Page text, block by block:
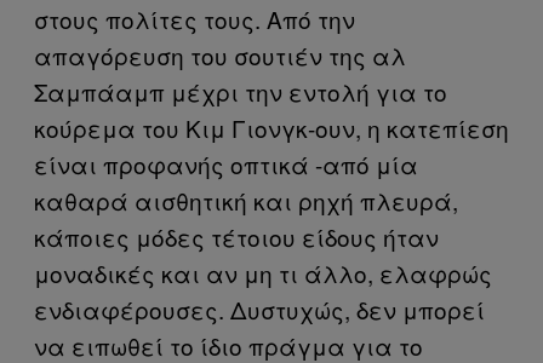
στους πολίτες τους. Από την
απαγόρευση του σουτιέν της αλ
Σαμπάαμπ μέχρι την εντολή για το
κούρεμα του Κιμ Γιονγκ-ουν, η κατεπίεση
είναι προφανής οπτικά -από μία
καθαρά αισθητική και ρηχή πλευρά,
κάποιες μόδες τέτοιου είδους ήταν
μοναδικές και αν μη τι άλλο, ελαφρώς
ενδιαφέρουσες. Δυστυχώς, δεν μπορεί
να ειπωθεί το ίδιο πράγμα για το